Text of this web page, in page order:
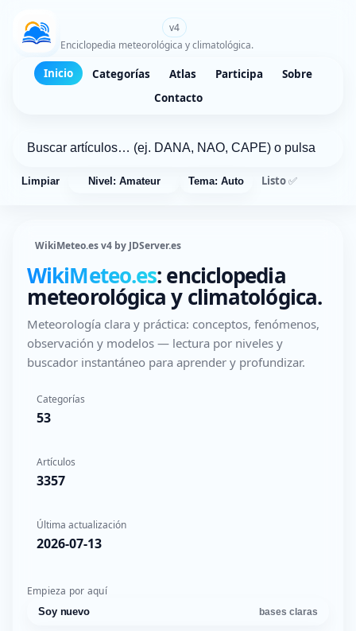
v4
Enciclopedia meteorológica y climatológica.
Inicio Categorías Atlas Participa
Sobre
Contacto
Limpiar Nivel: Amateur Tema: Auto Listo ✅
WikiMeteo.es v4 by JDServer.es
WikiMeteo.es: enciclopedia
meteorológica y climatológica.
Meteorología clara y práctica: conceptos, fenómenos,
observación y modelos — lectura por niveles y
buscador instantáneo para aprender y profundizar.
Categorías
53
Artículos
3357
Última actualización
2026-07-13
Empieza por aquí
Soy nuevo bases claras